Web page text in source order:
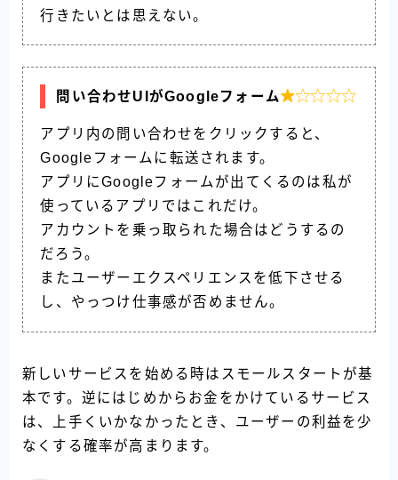
行きたいとは思えない。
問い合わせUIがGoogleフォーム
アプリ内の問い合わせをクリックすると、
Googleフォームに転送されます。
アプリにGoogleフォームが出てくるのは私が
使っているアプリではこれだけ。
アカウントを乗っ取られた場合はどうするの
だろう。
またユーザーエクスペリエンスを低下させる
し、やっつけ仕事感が否めません。
新しいサービスを始める時はスモールスタートが基
本です。逆にはじめからお金をかけているサービス
は、上手くいかなかったとき、ユーザーの利益を少
なくする確率が高まります。